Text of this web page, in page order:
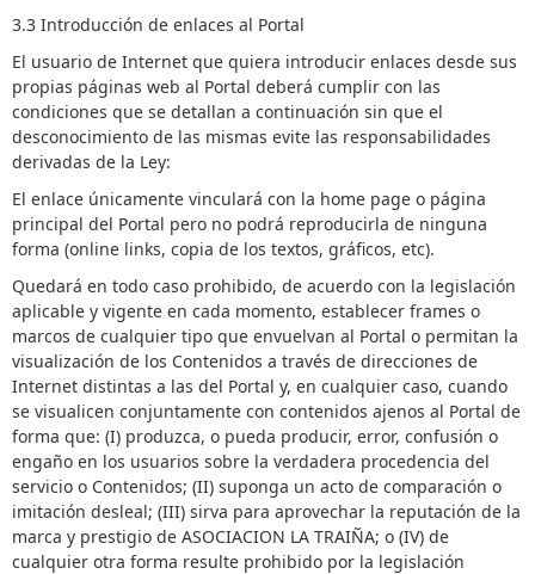
3.3 Introducción de enlaces al Portal
El usuario de Internet que quiera introducir enlaces desde sus
propias páginas web al Portal deberá cumplir con las
condiciones que se detallan a continuación sin que el
desconocimiento de las mismas evite las responsabilidades
derivadas de la Ley:
El enlace únicamente vinculará con la home page o página
principal del Portal pero no podrá reproducirla de ninguna
forma (online links, copia de los textos, gráficos, etc).
Quedará en todo caso prohibido, de acuerdo con la legislación
aplicable y vigente en cada momento, establecer frames o
marcos de cualquier tipo que envuelvan al Portal o permitan la
visualización de los Contenidos a través de direcciones de
Internet distintas a las del Portal y, en cualquier caso, cuando
se visualicen conjuntamente con contenidos ajenos al Portal de
forma que: (I) produzca, o pueda producir, error, confusión o
engaño en los usuarios sobre la verdadera procedencia del
servicio o Contenidos; (II) suponga un acto de comparación o
imitación desleal; (III) sirva para aprovechar la reputación de la
marca y prestigio de ASOCIACION LA TRAIÑA; o (IV) de
cualquier otra forma resulte prohibido por la legislación